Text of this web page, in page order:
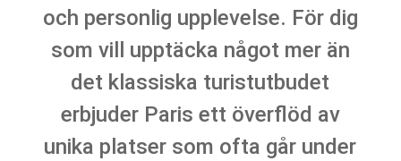
och personlig upplevelse. För dig
som vill upptäcka något mer än
det klassiska turistutbudet
erbjuder Paris ett överflöd av
unika platser som ofta går under